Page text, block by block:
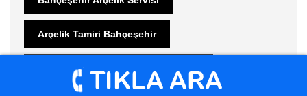
Arçelik Tamiri Bahçeşehir
Büyükçekmece Beyaz Eşya Servisi